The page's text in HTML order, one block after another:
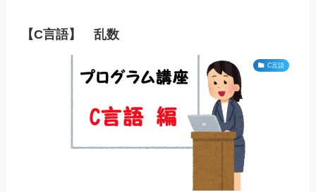
【C言語】 乱数
C言語